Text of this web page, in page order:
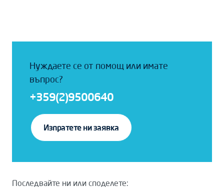
Нуждаете се от помощ или имате
въпрос?
+359(2)9500640
Изпратете ни заявка
Последвайте ни или споделете: